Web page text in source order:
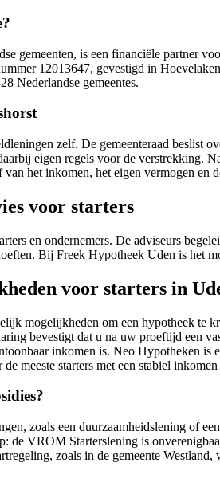
is een financiële partner
12013647, gevestigd in
Nederlandse gemeentes.
zelf. De gemeenteraad beslist
eigen regels voor de verstrekking.
het inkomen, het eigen vermogen en
voor starters
en ondernemers. De adviseurs
Bij Freek Hypotheek Uden is het
voor starters in
mogelijkheden om een hypotheek te
bevestigt dat u na uw proeftijd een
inkomen is. Neo Hypotheken
meeste starters met een stabiel
zoals een duurzaamheidslening of
de VROM Starterslening is
zoals in de gemeente